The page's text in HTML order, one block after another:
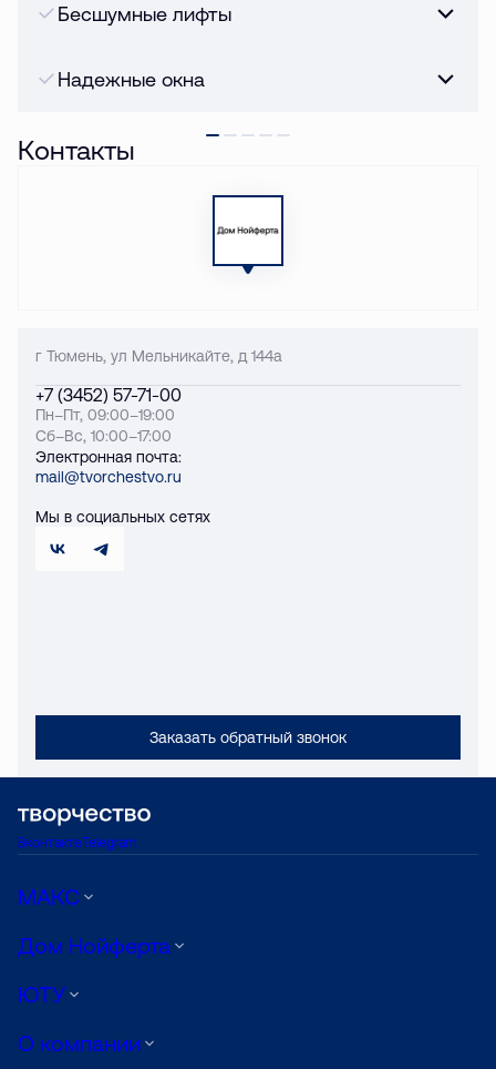
Бесшумные лифты
Надежные окна
Контакты
г Тюмень, ул Мельникайте, д 144а
+7 (3452) 57-71-00
Пн–Пт, 09:00–19:00
Сб–Вс, 10:00–17:00
Электронная почта:
mail@tvorchestvo.ru
Мы в социальных сетях
Заказать обратный звонок
ВконтактеTelegram
МАКС
Дом Нойферта
ЮТУ
О компании